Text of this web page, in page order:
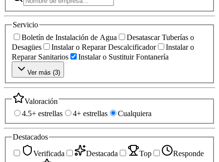
Servicio
Boletín de Instalación de Agua
Desatascar Tuberías o
Desagües
Instalar o Reparar Descalcificador
Instalar o
Reparar Sanitarios
Instalar o Sustituir Fontanería
Ver más (3)
Valoración
4.5+ estrellas
4+ estrellas Cualquiera
Destacados
Verificada
Destacada Top
Responde